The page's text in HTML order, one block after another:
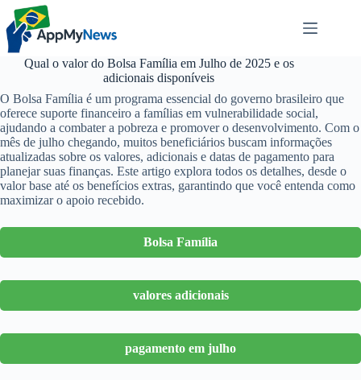
Pular
para
conteúdo
Qual o valor do Bolsa Família em Julho de 2025 e os
adicionais disponíveis
O Bolsa Família é um programa essencial do governo brasileiro que
oferece suporte financeiro a famílias em vulnerabilidade social,
ajudando a combater a pobreza e promover o desenvolvimento. Com o
mês de julho chegando, muitos beneficiários buscam informações
atualizadas sobre os valores, adicionais e datas de pagamento para
planejar suas finanças. Este artigo explora todos os detalhes, desde o
valor base até os benefícios extras, garantindo que você entenda como
maximizar o apoio recebido.
Bolsa Família
valores adicionais
pagamento em julho